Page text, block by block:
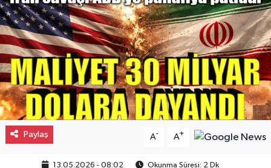
Paylaş A- A+
13.05.2026 - 08:02 Okunma Süresi: 2 Dk
Spor
Eğitim